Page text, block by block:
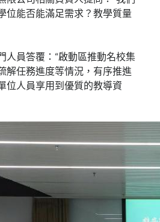
位能否能滿足需求？教學質量
人員答覆：“啟動區推動名校集
解任務進度等情況，有序推進
位人員享用到優質的教導資